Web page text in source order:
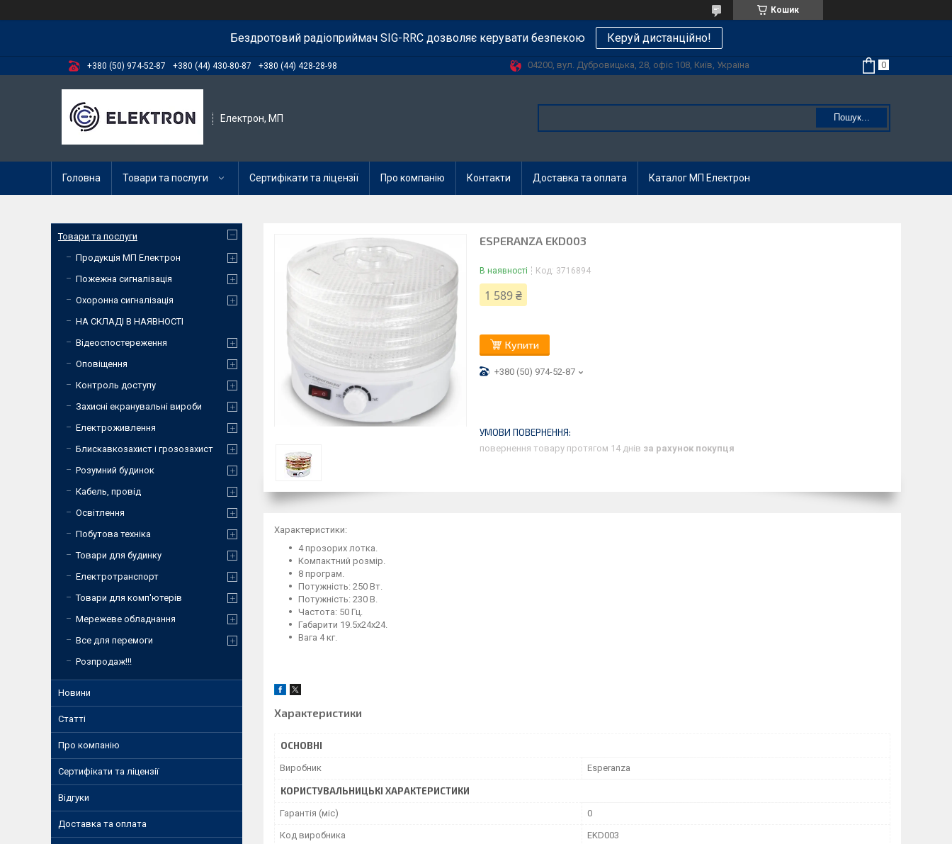
Кошик
Бездротовий радіоприймач SIG-RRC дозволяє керувати безпекою Керуй дистанційно!
+380 (50) 974-52-87 +380 (44) 430-80-87 +380 (44) 428-28-98 04200, вул. Дубровицька, 28, офіс 108, Київ, Україна
Електрон, МП Пошук...
Головна Товари та послуги Сертифікати та ліцензії Про компанію Контакти Доставка та оплата Каталог МП Електрон
ESPERANZA EKD003
В наявності Код: 3716894
1 589 ₴
Купити
+380 (50) 974-52-87
повернення товару протягом 14 днів за рахунок покупця
Характеристики:
4 прозорих лотка.
Компактний розмір.
8 програм.
Потужність: 250 Вт.
Потужність: 230 В.
Частота: 50 Гц.
Габарити 19.5x24x24.
Вага 4 кг.
Характеристики
ОСНОВНІ
Виробник Esperanza
КОРИСТУВАЛЬНИЦЬКІ ХАРАКТЕРИСТИКИ
Гарантія (міс) 0
Код виробника EKD003
Товари та послуги
Продукція МП Електрон
Пожежна сигналізація
Охоронна сигналізація
НА СКЛАДІ В НАЯВНОСТІ
Відеоспостереження
Оповіщення
Контроль доступу
Захисні екранувальні вироби
Електроживлення
Блискавкозахист і грозозахист
Розумний будинок
Кабель, провід
Освітлення
Побутова техніка
Товари для будинку
Електротранспорт
Товари для комп'ютерів
Мережеве обладнання
Все для перемоги
Розпродаж!!!
Новини
Статті
Про компанію
Сертифікати та ліцензії
Відгуки
Доставка та оплата